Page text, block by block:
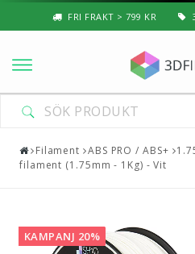
FRI FRAKT > 799 KR
Nyheter & Populärt
Filament
3D-Skrivare — Tillbehör
Filament ABS PRO / ABS+
filament (1.75mm - 1Kg) - Vit
KAMPANJ 20%